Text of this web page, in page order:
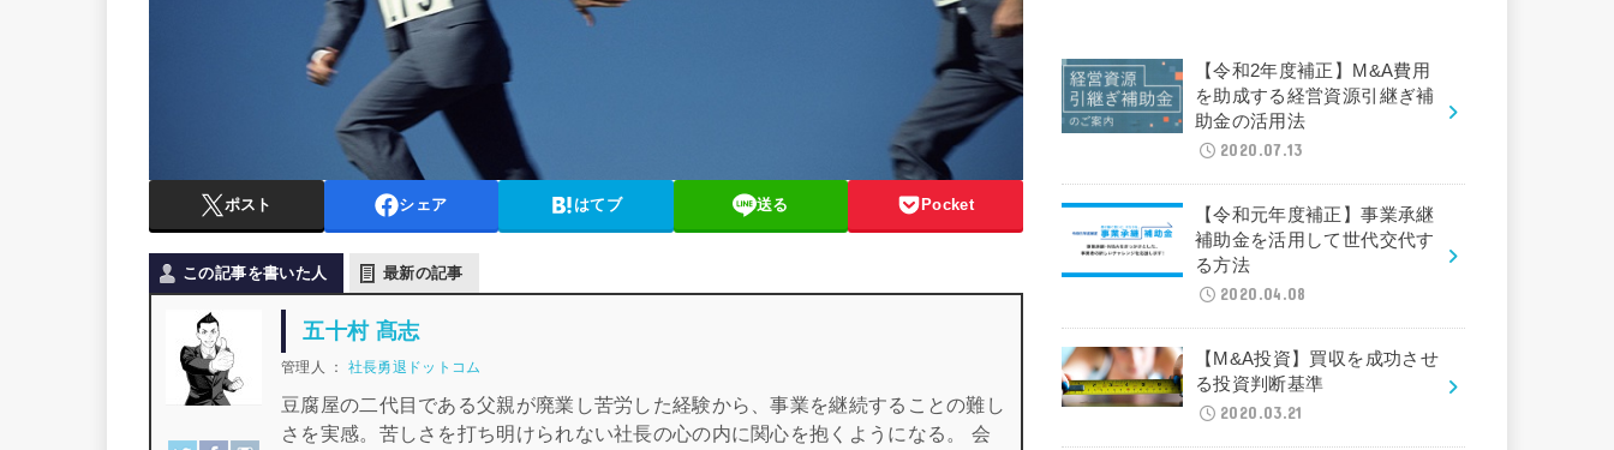
ポスト シェア はてブ 送る Pocket
この記事を書いた人 最新の記事
五十村 髙志
管理人 ： 社長勇退ドットコム
豆腐屋の二代目である父親が廃業し苦労した経験から、事業を継続することの難し
さを実感。苦しさを打ち明けられない社長の心の内に関心を抱くようになる。 会
【令和2年度補正】M&A費用
を助成する経営資源引継ぎ補
助金の活用法
2020.07.13
【令和元年度補正】事業承継
補助金を活用して世代交代す
る方法
2020.04.08
【M&A投資】買収を成功させ
る投資判断基準
2020.03.21